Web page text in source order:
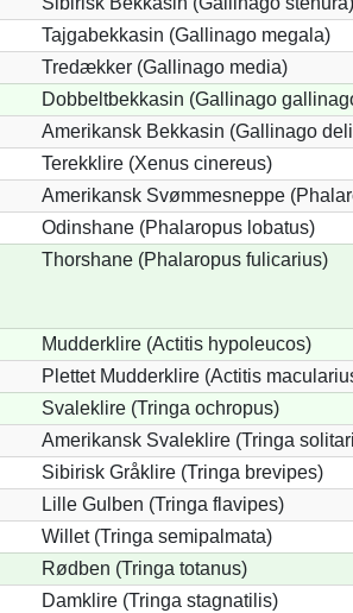
Tajgabekkasin (Gallinago megala)
Tredækker (Gallinago media)
Dobbeltbekkasin (Gallinago
Amerikansk Bekkasin (Gallinago
Terekklire (Xenus cinereus)
Amerikansk Svømmesneppe
Odinshane (Phalaropus lobatus)
Thorshane (Phalaropus fulicarius)
Mudderklire (Actitis hypoleucos)
Plettet Mudderklire (Actitis
Svaleklire (Tringa ochropus)
Amerikansk Svaleklire (Tringa
Sibirisk Gråklire (Tringa brevipes)
Lille Gulben (Tringa flavipes)
Willet (Tringa semipalmata)
Rødben (Tringa totanus)
Damklire (Tringa stagnatilis)